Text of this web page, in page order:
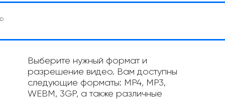
Выберите нужный формат и
разрешение видео. Вам доступны
следующие форматы: MP4, MP3,
WEBM, 3GP, а также различные